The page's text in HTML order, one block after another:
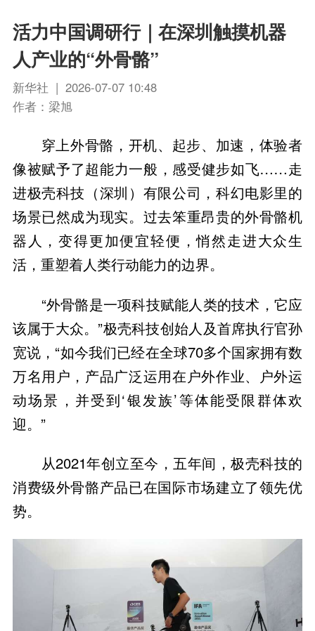
活力中国调研行｜在深圳触摸机器
人产业的“外骨骼”
新华社 | 2026-07-07 10:48
作者：梁旭
穿上外骨骼，开机、起步、加速，体验者
像被赋予了超能力一般，感受健步如飞……走
进极壳科技（深圳）有限公司，科幻电影里的
场景已然成为现实。过去笨重昂贵的外骨骼机
器人，变得更加便宜轻便，悄然走进大众生
活，重塑着人类行动能力的边界。
“外骨骼是一项科技赋能人类的技术，它应
该属于大众。”极壳科技创始人及首席执行官孙
宽说，“如今我们已经在全球70多个国家拥有数
万名用户，产品广泛运用在户外作业、户外运
动场景，并受到‘银发族’等体能受限群体欢
迎。”
从2021年创立至今，五年间，极壳科技的
消费级外骨骼产品已在国际市场建立了领先优
势。